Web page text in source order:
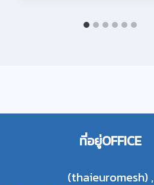
ที่อยู่OFFICE
(thaieuromesh) ,